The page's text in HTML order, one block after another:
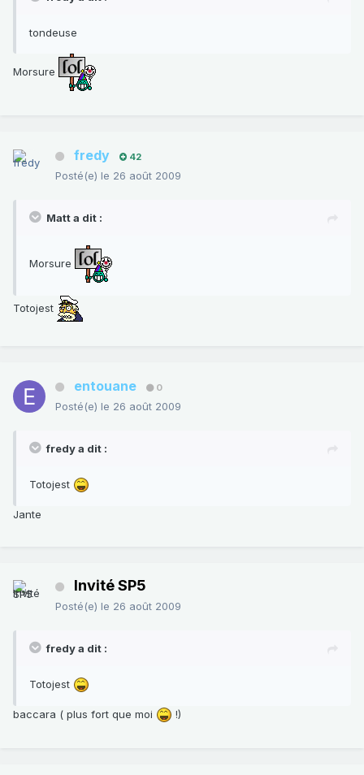
tondeuse
Morsure
fredy 42
Posté(e) le 26 août 2009
Matt a dit :
Morsure
Totojest
entouane 0
Posté(e) le 26 août 2009
fredy a dit :
Totojest
Jante
Invité SP5
Posté(e) le 26 août 2009
fredy a dit :
Totojest
baccara ( plus fort que moi !)